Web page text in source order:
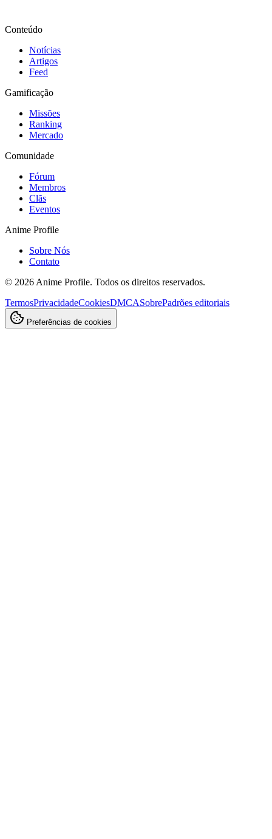
Conteúdo
Notícias
Artigos
Feed
Gamificação
Missões
Ranking
Mercado
Comunidade
Fórum
Membros
Clãs
Eventos
Anime Profile
Sobre Nós
Contato
© 2026 Anime Profile. Todos os direitos reservados.
TermosPrivacidadeCookiesDMCASobrePadrões editoriais
Preferências de cookies